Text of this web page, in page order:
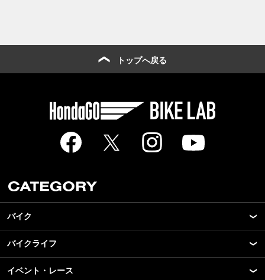
トップへ戻る
バイク
New Model Show
モデル情報
バイクライフ
アプリ
イベント・レース